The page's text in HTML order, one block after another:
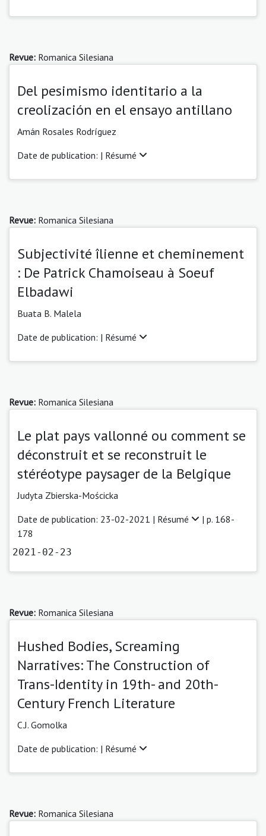
Revue: Romanica Silesiana
Del pesimismo identitario a la
creolización en el ensayo antillano
Amán Rosales Rodríguez
Date de publication: | Résumé
Revue: Romanica Silesiana
Subjectivité îlienne et cheminement
: De Patrick Chamoiseau à Soeuf
Elbadawi
Buata B. Malela
Date de publication: | Résumé
Revue: Romanica Silesiana
Le plat pays vallonné ou comment se
déconstruit et se reconstruit le
stéréotype paysager de la Belgique
Judyta Zbierska-Mościcka
Date de publication: 23-02-2021 | Résumé
| p. 168-
178
2021-02-23
Revue: Romanica Silesiana
Hushed Bodies, Screaming
Narratives: The Construction of
Trans-Identity in 19th- and 20th-
Century French Literature
C.J. Gomolka
Date de publication: | Résumé
Revue: Romanica Silesiana